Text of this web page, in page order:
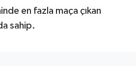
en fazla maça çıkan
sahip.